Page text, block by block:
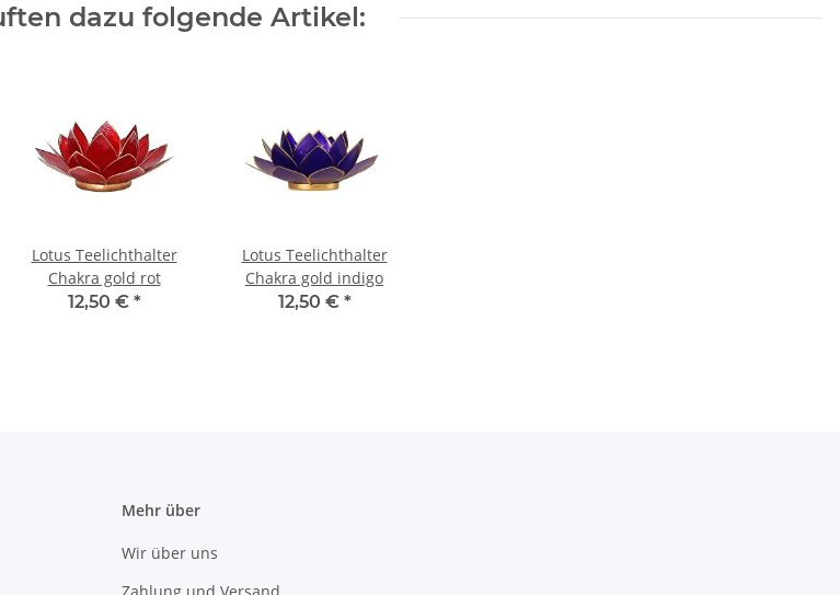
dazu folgende Artikel:
Lotus Teelichthalter
Chakra gold rot
12,50 € *
Lotus Teelichthalter
Chakra gold indigo
12,50 € *
Mehr über
Wir über uns